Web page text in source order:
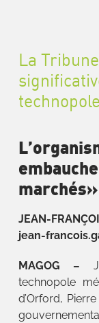
La
marchés»
JEAN-
jean-
MAGOG –
technopole
d’Orford,